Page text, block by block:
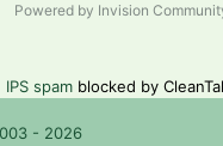
Powered by Invision
IPS spam blocked by
- 2026